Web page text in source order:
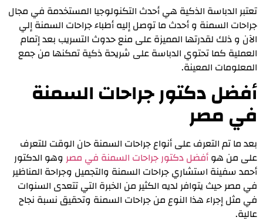
تعتبر الدباسة الذكية هي أحدث التكنولوجيا المستخدمة في مجال
جراحات السمنة و أحدث ما توصل إليه أطباء جراحات السمنة إلي
الآن و ذلك لقدرتها المميزة على منع حدوث التسريب بعد إتمام
العملية كما تحتوي الدباسة على شريحة ذكية تمكنها من جمع
المعلومات المعينة.
أفضل دكتور جراحات السمنة
في مصر
بعد ما تم التعرف على أنواع جراحات السمنة حان الوقت للتعرف
على من هوأفضل دكتور جراحات السمنة في مصر وهو الدكتور
أحمد سفينة استشاري جراحات السمنة والتجميل وجراحة المناظير
في مصر حيث يتوافر لديه الكثير من الخبرة التي تتعدى السنوات
في مثل إجراء هذا النوع من جراحات السمنة وتحقيق نسبة نجاح
عالية.